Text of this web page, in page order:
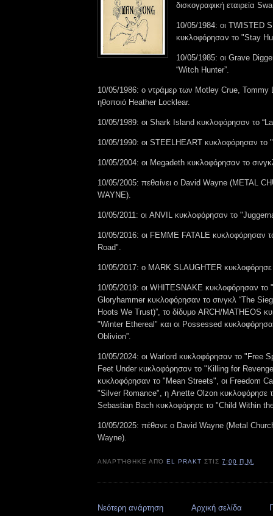
δισκογραφική εταιρεία
10/05/1984: οι TWISTED
κυκλοφόρησαν το "Stay
10/05/1985: οι Grave
“Witch Hunter”.
10/05/1986: ο ντράμερ των Motley Crue, Tommy
ηθοποιό Heather Locklear.
10/05/1989: οι Shark Island κυκλοφόρησαν το
10/05/1990: οι STEELHEART κυκλοφόρησαν το
10/05/2004: οι Megadeth κυκλοφόρησαν το
10/05/2005: πεθαίνει ο David Wayne (METAL
WAYNE).
10/05/2011: οι ANVIL κυκλοφόρησαν το
10/05/2016: οι FEMME FATALE κυκλοφόρησαν
Road".
10/05/2017: ο MARK SLAUGHTER
10/05/2019: οι WHITESNAKE κυκλοφόρησαν το
Gloryhammer κυκλοφόρησαν το σινγκλ “The
Hoots We Trust)”, το δίδυμο ARCH/MATHEOS
"Winter Ethereal" και οι Possessed
Oblivion”.
10/05/2024: οι Warlord κυκλοφόρησαν το "Free
Feet Under κυκλοφόρησαν το "Killing for
κυκλοφόρησαν το "Mean Streets", οι Freedom
"Silver Romance", η Anette Olzon κυκλοφόρησε
Sebastian Bach κυκλοφόρησε το "Child Within
10/05/2025: πέθανε ο David Wayne (Metal
Wayne).
ΑΝΑΡΤΉΘΗΚΕ ΑΠΌEL PRAKT ΣΤΙΣ7:00 Π.Μ.
Νεότερη ανάρτηση Αρχική σελίδα